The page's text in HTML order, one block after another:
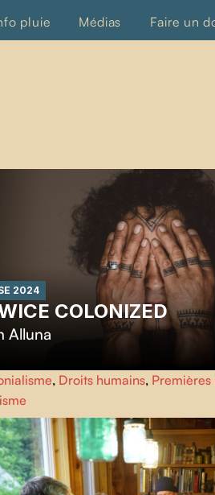
pluie Médias Faire un
2024
COLONIZED
Alluna
Peter entreprend une quête pour
et sa culture, dont elle avait été
coloniales d’assimilation. Son
filmé sur sept ans, démontre
émois et convictions peuvent se
durablement le cours de l’histoire.
, Droits humains, Premières